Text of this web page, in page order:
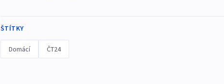
ŠTÍTKY
Domácí ČT24